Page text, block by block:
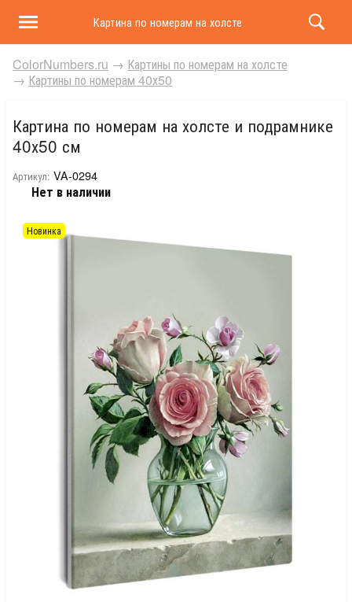
Картина по номерам на холсте и подрамнике 40х50
ColorNumbers.ru → Картины по номерам на холсте
→ Картины по номерам 40х50
Картина по номерам на холсте и подрамнике
40х50 см
Артикул: VA-0294
Нет в наличии
Новинка